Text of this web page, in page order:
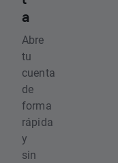
a
Abre
tu
cuenta
de
forma
rápida
y
sin